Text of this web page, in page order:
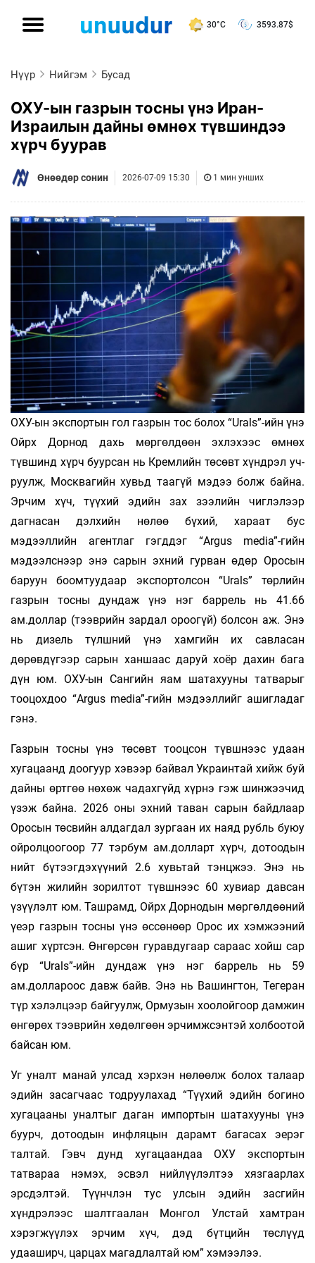
30°C 3593.87$
Нүүр Нийгэм Бусад
ОХУ-ын газрын тосны үнэ Иран-
Израилын дайны өмнөх түвшиндээ
хүрч буурав
Өнөөдөр сонин 2026-07-09 15:30 1 мин унших
ОХУ-ын экспортын гол газрын тос болох “Urals”-ийн үнэ
Ойрх Дорнод дахь мөргөлдөөн эхлэхээс өмнөх
түвшинд хүрч буурсан нь Кремлийн төсөвт хүндрэл уч­
руулж, Москвагийн хувьд таагүй мэдээ болж байна.
Эрчим хүч, түүхий эдийн зах зээлийн чиглэлээр
дагнасан дэлхийн нөлөө бүхий, хараат бус
мэдээллийн агентлаг гэгддэг “Argus media”-гийн
мэдээлснээр энэ сарын эхний гурван өдөр Оросын
баруун боомтуудаар экспортолсон “Urals” төрлийн
газрын тосны дундаж үнэ нэг баррель нь 41.66
ам.доллар (тээврийн зардал ороогүй) болсон аж. Энэ
нь дизель түлшний үнэ хамгийн их савласан
дөрөвдүгээр сарын ханшаас даруй хоёр дахин бага
дүн юм. ОХУ-ын Сангийн яам шатахууны татварыг
тооцохдоо “Argus media”-гийн мэдээллийг ашигладаг
гэнэ.
Газрын тосны үнэ төсөвт тооцсон түвшнээс удаан
хугацаанд доогуур хэвээр байвал Украинтай хийж буй
дайны өртгөө нөхөж чадахгүйд хүрнэ гэж шинжээчид
үзэж байна. 2026 оны эхний таван сарын байдлаар
Оросын төсвийн алдагдал зургаан их наяд рубль буюу
ойролцоогоор 77 тэрбум ам.долларт хүрч, дотоодын
нийт бүтээгдэхүүний 2.6 хувьтай тэнцжээ. Энэ нь
бүтэн жилийн зорилтот түвшнээс 60 хувиар давсан
үзүүлэлт юм. Ташрамд, Ойрх Дорнодын мөргөлдөөний
үеэр газрын тосны үнэ өссөнөөр Орос их хэмжээний
ашиг хүртсэн. Өнгөрсөн гуравдугаар сараас хойш сар
бүр “Urals”-ийн дундаж үнэ нэг баррель нь 59
ам.доллароос давж байв. Энэ нь Вашингтон, Тегеран
түр хэлэлцээр байгуулж, Ормузын хоолойгоор дамжин
өнгөрөх тээврийн хөдөлгөөн эрчимжсэнтэй холбоотой
байсан юм.
Уг уналт манай улсад хэрхэн нөлөөлж болох талаар
эдийн засагчаас тодруулахад “Түүхий эдийн богино
хугацааны уналтыг даган импортын шатахууны үнэ
буурч, дотоодын инфляцын дарамт багасах эерэг
талтай. Гэвч дунд хугацаандаа ОХУ экспортын
татвараа нэмэх, эсвэл нийлүүлэлтээ хязгаарлах
эрсдэлтэй. Түүнчлэн тус улсын эдийн засгийн
хүндрэлээс шалтгаалан Монгол Улстай хамтран
хэрэгжүүлэх эрчим хүч, дэд бүтцийн төслүүд
удааширч, царцах магадлалтай юм” хэмээлээ.